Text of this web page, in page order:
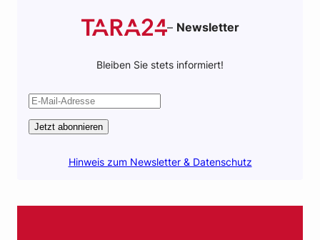
– Newsletter
Bleiben Sie stets informiert!
Jetzt abonnieren
Hinweis zum Newsletter & Datenschutz